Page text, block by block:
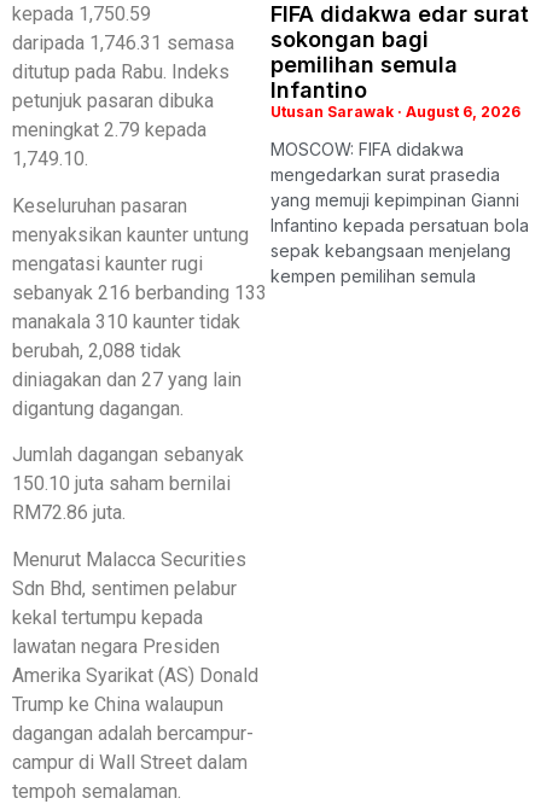
kepada 1,750.59
daripada 1,746.31 semasa
ditutup pada Rabu. Indeks
petunjuk pasaran dibuka
meningkat 2.79 kepada
1,749.10.
Keseluruhan pasaran
menyaksikan kaunter untung
mengatasi kaunter rugi
sebanyak 216 berbanding 133
manakala 310 kaunter tidak
berubah, 2,088 tidak
diniagakan dan 27 yang lain
digantung dagangan.
Jumlah dagangan sebanyak
150.10 juta saham bernilai
RM72.86 juta.
Menurut Malacca Securities
Sdn Bhd, sentimen pelabur
kekal tertumpu kepada
lawatan negara Presiden
Amerika Syarikat (AS) Donald
Trump ke China walaupun
dagangan adalah bercampur-
campur di Wall Street dalam
tempoh semalaman.
FIFA didakwa edar surat
sokongan bagi
pemilihan semula
Infantino
Utusan Sarawak August 6, 2026
MOSCOW: FIFA didakwa
mengedarkan surat prasedia
yang memuji kepimpinan Gianni
Infantino kepada persatuan bola
sepak kebangsaan menjelang
kempen pemilihan semula